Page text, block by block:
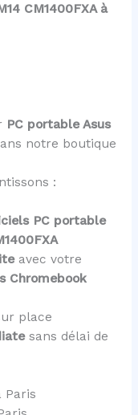
CM1400FXA à
PC portable Asus
notre boutique
:
PC portable
avec votre
Chromebook
place
sans délai de
Paris